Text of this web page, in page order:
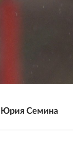
Юрия Семина